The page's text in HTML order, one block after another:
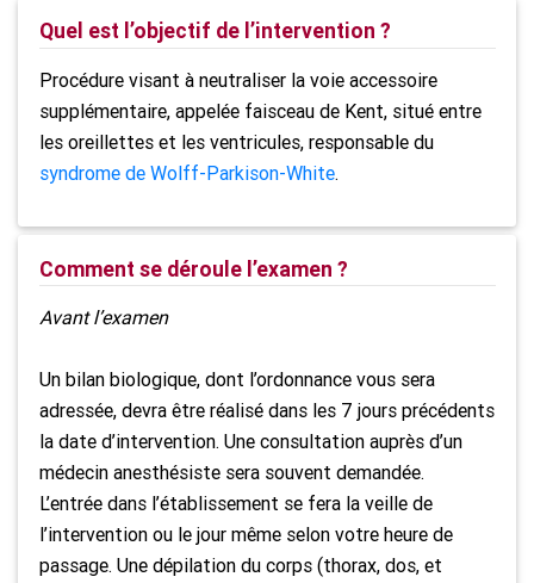
Quel est l’objectif de l’intervention ?
Procédure visant à neutraliser la voie accessoire
supplémentaire, appelée faisceau de Kent, situé entre
les oreillettes et les ventricules, responsable du
syndrome de Wolff-Parkison-White.
Comment se déroule l’examen ?
Avant l’examen
Un bilan biologique, dont l’ordonnance vous sera
adressée, devra être réalisé dans les 7 jours précédents
la date d’intervention. Une consultation auprès d’un
médecin anesthésiste sera souvent demandée.
L’entrée dans l’établissement se fera la veille de
l’intervention ou le jour même selon votre heure de
passage. Une dépilation du corps (thorax, dos, et